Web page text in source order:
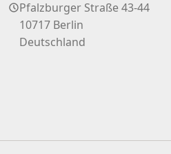
Pfalzburger Straße 43-44
10717 Berlin
Deutschland